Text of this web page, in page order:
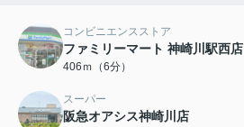
コンビニエンスストア
ファミリーマート 神崎川駅西店
406ｍ（6分）
スーパー
阪急オアシス神崎川店